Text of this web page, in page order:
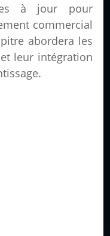
à jour pour
commercial
abordera les
leur intégration